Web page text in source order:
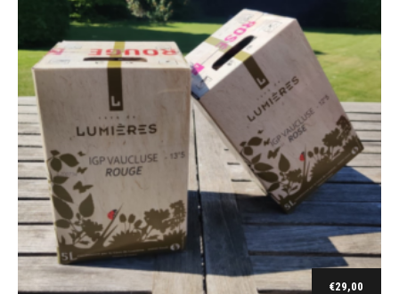
€29,00
Cinsault
La Citadelle Châtaignier Rosé 2023
9,90